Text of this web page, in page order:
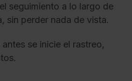
seguimiento a lo largo de
sin perder nada de vista.
se inicie el rastreo,